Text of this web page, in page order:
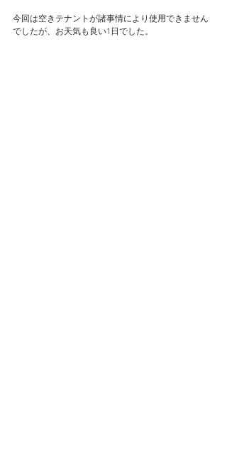
今回は空きテナントが諸事情により使用できません
でしたが、お天気も良い1日でした。